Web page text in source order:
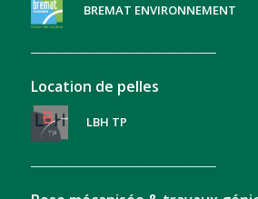
BREMAT ENVIRONNEMENT
Location de pelles
LBH TP